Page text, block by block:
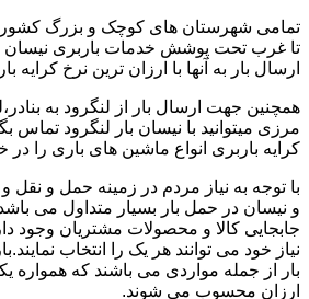
تمامی شهرستان های کوچک و بزرگ
تا غرب تحت پوشش خدمات باربری نیسان
ارسال بار به آنها با ارزان ترین نرخ
همچنین جهت ارسال بار از لنگرود به
مرزی میتوانید با نیسان بار لنگرود تماس
کرایه باربری انواع ماشین های باری را در
با توجه به نیاز مردم در زمینه حمل و نقل
و نیسان در حمل بار بسیار متداول می
جابجایی کالا و محصولات مشتریان وجود
نیاز خود می توانند هر یک را انتخاب
بار از جمله مواردی می باشند که همواره
ارزان محسوب می شوند.